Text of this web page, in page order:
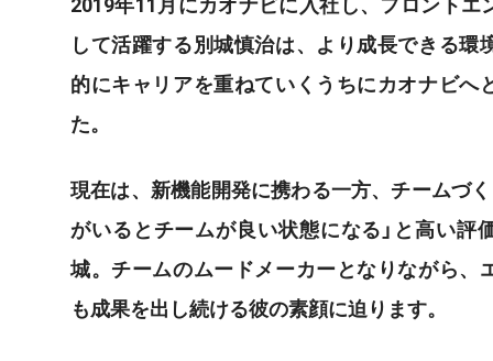
して活躍する別城慎治は、より成長できる環
的にキャリアを重ねていくうちにカオナビへ
た。
現在は、新機能開発に携わる一方、チームづ
がいるとチームが良い状態になる」と高い評
城。チームのムードメーカーとなりながら、
も成果を出し続ける彼の素顔に迫ります。